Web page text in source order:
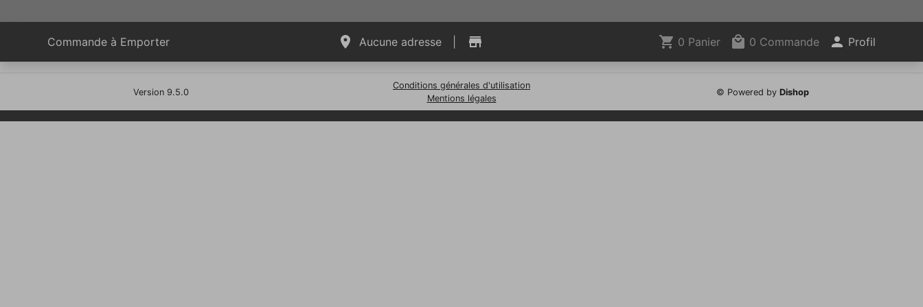
Commande à Emporter Aucune adresse 0 Panier 0 Commande Profil
Version 9.5.0
Conditions générales d'utilisation
Mentions légales
© Powered by Dishop